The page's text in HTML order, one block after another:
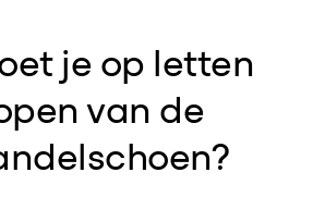
je op letten
van de